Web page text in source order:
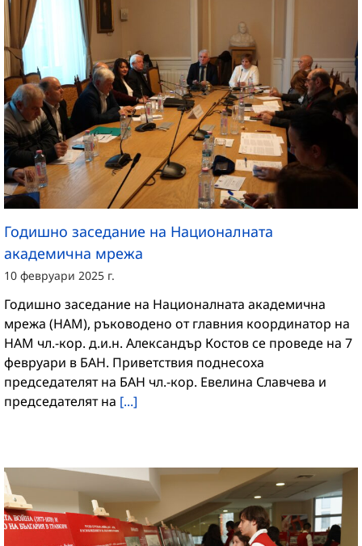
Годишно заседание на Националната
академична мрежа
10 февруари 2025 г.
Годишно заседание на Националната академична
мрежа (НАМ), ръководено от главния координатор на
НАМ чл.-кор. д.и.н. Александър Костов се проведе на 7
февруари в БАН. Приветствия поднесоха
председателят на БАН чл.-кор. Евелина Славчева и
председателят на [...]